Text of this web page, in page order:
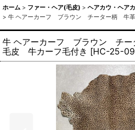
ホーム > ファー・ヘア(毛皮) > ヘアカウ・ヘア
> 牛 ヘアーカーフ ブラウン チーター柄 牛
牛 ヘアーカーフ ブラウン チ
毛皮 牛カーフ毛付き [HC-25-